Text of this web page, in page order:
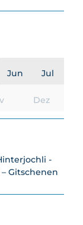
Jun Jul
Dez
-
Gitschenen